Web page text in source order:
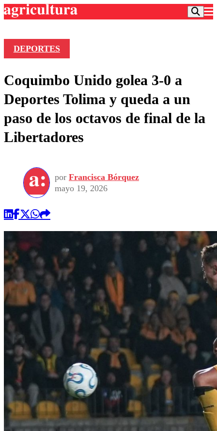
Frecuencias
Agricultura TV
Deportes
Colo Colo
Motor
Torneo Internacional
Torneo Nacional
Entretención
Noticias
Internacional
Nacional
Vida Social
Programas
Comercial
DEPORTES
Coquimbo Unido golea 3-0 a
Deportes Tolima y queda a un
paso de los octavos de final de la
Libertadores
por Francisca Bórquez
mayo 19, 2026